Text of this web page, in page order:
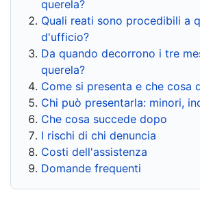
querela?
Quali reati sono procedibili a
d'ufficio?
Da quando decorrono i tre
querela?
Come si presenta e che cosa
Chi può presentarla: minori,
Che cosa succede dopo
I rischi di chi denuncia
Costi dell'assistenza
Domande frequenti